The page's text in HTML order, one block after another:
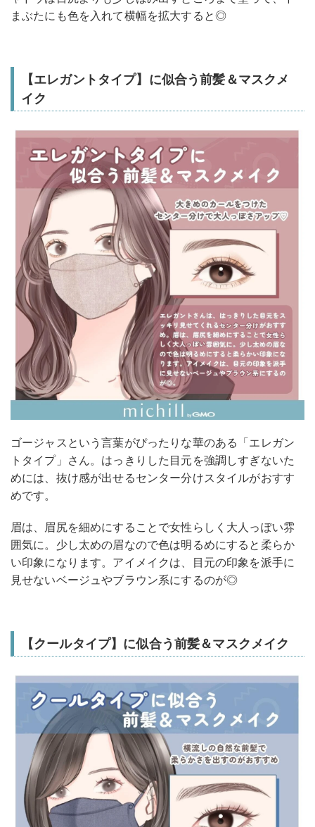
まぶたにも色を入れて横幅を拡大すると◎
【エレガントタイプ】に似合う前髪＆マスクメ
イク
ゴージャスという言葉がぴったりな華のある「エレガン
トタイプ」さん。はっきりした目元を強調しすぎないた
めには、抜け感が出せるセンター分けスタイルがおすす
めです。
眉は、眉尻を細めにすることで女性らしく大人っぽい雰
囲気に。少し太めの眉なので色は明るめにすると柔らか
い印象になります。アイメイクは、目元の印象を派手に
見せないベージュやブラウン系にするのが◎
【クールタイプ】に似合う前髪＆マスクメイク